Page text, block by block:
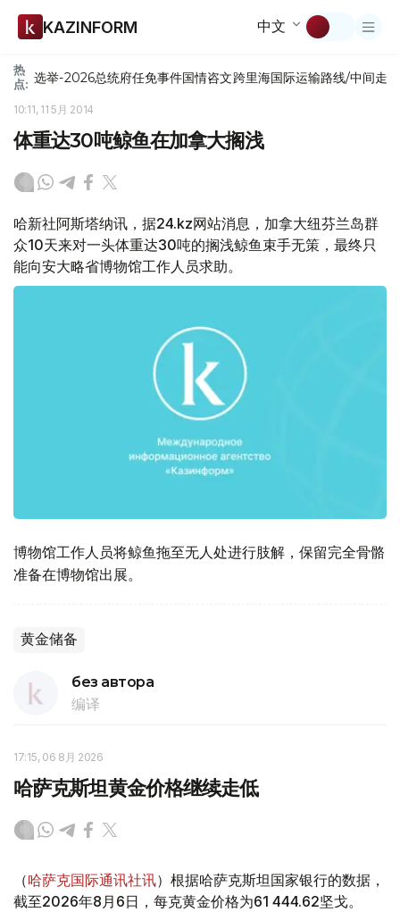
KAZINFORM 中文
热
点: 选举-2026总统府任免事件国情咨文跨里海国际运输路线/中间走廊
10:11, 11 5月 2014
体重达30吨鲸鱼在加拿大搁浅
哈新社阿斯塔纳讯，据24.kz网站消息，加拿大纽芬兰岛群
众10天来对一头体重达30吨的搁浅鲸鱼束手无策，最终只
能向安大略省博物馆工作人员求助。
博物馆工作人员将鲸鱼拖至无人处进行肢解，保留完全骨骼
准备在博物馆出展。
黄金储备
без автора
编译
17:15, 06 8月 2026
哈萨克斯坦黄金价格继续走低
（哈萨克国际通讯社讯）根据哈萨克斯坦国家银行的数据，
截至2026年8月6日，每克黄金价格为61 444.62坚戈。